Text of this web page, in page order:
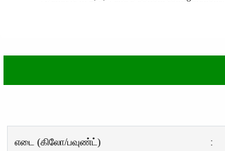
எடை (கிலோ/பவுண்ட்) :